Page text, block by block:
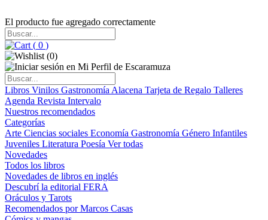
El producto fue agregado correctamente
( 0 )
(0)
Libros Vinilos Gastronomía Alacena Tarjeta de Regalo Talleres
Agenda Revista Intervalo
Nuestros recomendados
Categorías
Arte Ciencias sociales Economía Gastronomía Género Infantiles
Juveniles Literatura Poesía Ver todas
Novedades
Todos los libros
Novedades de libros en inglés
Descubrí la editorial FERA
Oráculos y Tarots
Recomendados por Marcos Casas